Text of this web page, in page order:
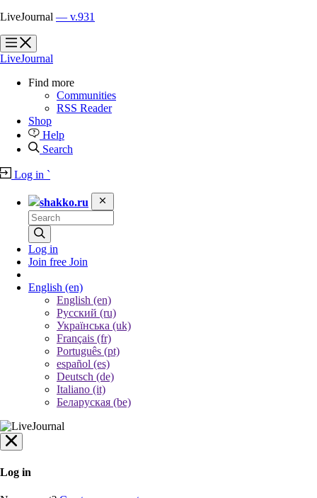
LiveJournal — v.931
?
?
LiveJournal
Find more
Communities
RSS Reader
Shop
Help
Search
Log in `
shakko.ru
Log in
Join free Join
English (en)
English (en)
Русский (ru)
Українська (uk)
Français (fr)
Português (pt)
español (es)
Deutsch (de)
Italiano (it)
Беларуская (be)
Log in